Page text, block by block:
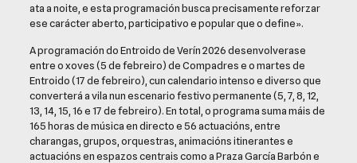
ata a noite, e esta programación busca precisamente reforzar
ese carácter aberto, participativo e popular que o define».
A programación do Entroido de Verín 2026 desenvolverase
entre o xoves (5 de febreiro) de Compadres e o martes de
Entroido (17 de febreiro), cun calendario intenso e diverso que
converterá a vila nun escenario festivo permanente (5, 7, 8, 12,
13, 14, 15, 16 e 17 de febreiro). En total, o programa suma máis de
165 horas de música en directo e 56 actuacións, entre
charangas, grupos, orquestras, animacións itinerantes e
actuacións en espazos centrais como a Praza García Barbón e